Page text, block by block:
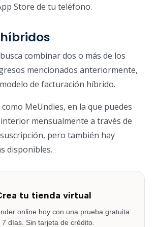
Store de tu teléfono.
combinar dos o más de los
mencionados anteriormente,
de facturación híbrido.
MeUndies, en la que puedes
mensualmente a través de
pero también hay
disponibles.
tu tienda virtual
online hoy con una prueba gratuita
7 días. Sin tarjeta de crédito.